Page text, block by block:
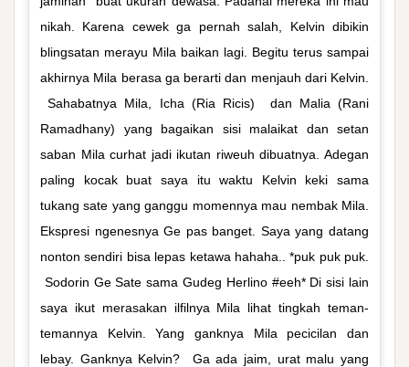
nikah. Karena cewek ga pernah salah, Kelvin dibikin
blingsatan merayu Mila baikan lagi. Begitu terus sampai
akhirnya Mila berasa ga berarti dan menjauh dari Kelvin.
Sahabatnya Mila, Icha (Ria Ricis) dan Malia (Rani
Ramadhany) yang bagaikan sisi malaikat dan setan
saban Mila curhat jadi ikutan riweuh dibuatnya. Adegan
paling kocak buat saya itu waktu Kelvin keki sama
tukang sate yang ganggu momennya mau nembak Mila.
Ekspresi ngenesnya Ge pas banget. Saya yang datang
nonton sendiri bisa lepas ketawa hahaha.. *puk puk puk.
Sodorin Ge Sate sama Gudeg Herlino #eeh* Di sisi lain
saya ikut merasakan ilfilnya Mila lihat tingkah teman-
temannya Kelvin. Yang ganknya Mila pecicilan dan
lebay. Ganknya Kelvin? Ga ada jaim, urat malu yang